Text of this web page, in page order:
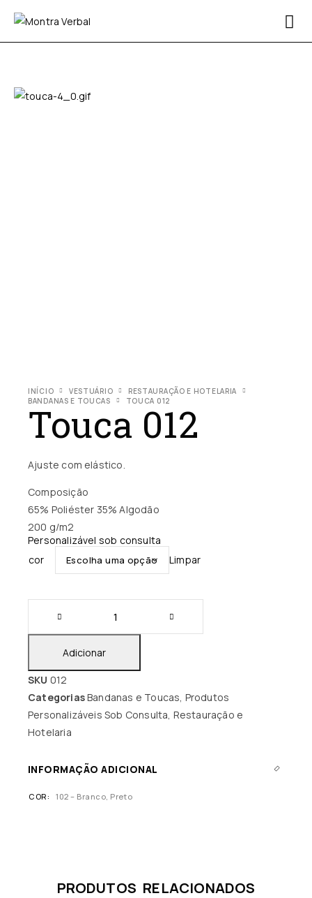
INÍCIO VESTUÁRIO
RESTAURAÇÃO E HOTELARIA
BANDANAS E TOUCAS
TOUCA 012
Touca 012
Ajuste com elástico.
Composição
65% Poliéster 35% Algodão
200 g/m2
Personalizável sob consulta
cor
Limpar
Adicionar
SKU 012
CategoriasBandanas e Toucas, Produtos
Personalizáveis Sob Consulta, Restauração e
Hotelaria
INFORMAÇÃO ADICIONAL
COR 102 – Branco, Preto
PRODUTOS RELACIONADOS